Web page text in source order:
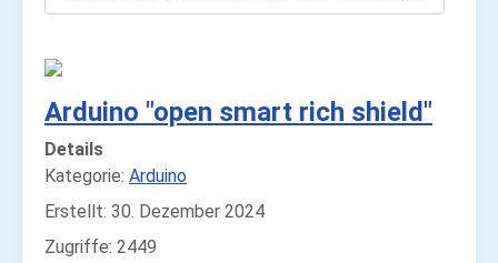
Arduino "open smart rich shield"
Details
Kategorie: Arduino
Erstellt: 30. Dezember 2024
Zugriffe: 2449